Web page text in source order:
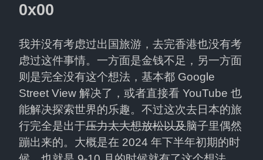
0x00
我并没有考虑过出国旅游，去完香港也没有考
虑过这件事情。一方面是金钱不足，另一方面
则是完全没有这个想法，基本都 Google
Street View 解决了，或者直接看 YouTube 也
能解决探索世界的乐趣。不过这次去日本的旅
行完全是出于压力太大想放松以及脑子里偶然
蹦出来的。大概是在 2024 年下半年初期的时